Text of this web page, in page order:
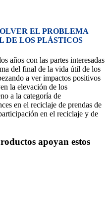
EL PROBLEMA
DE LOS PLÁSTICOS
años con las partes interesadas
del final de la vida útil de los
a ver impactos positivos
la elevación de los
a la categoría de
en el reciclaje de prendas de
en el reciclaje y de
apoyan estos